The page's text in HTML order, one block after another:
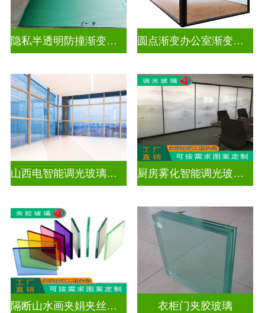
隐私半透明防撞渐变装饰玻璃 圆点渐变办公室渐变玻璃
山西电智能调光玻璃厂家地址 厨房雾化智能调光玻璃有用吗
隔断山水画夹娟夹丝玻璃 衣柜门夹胶玻璃